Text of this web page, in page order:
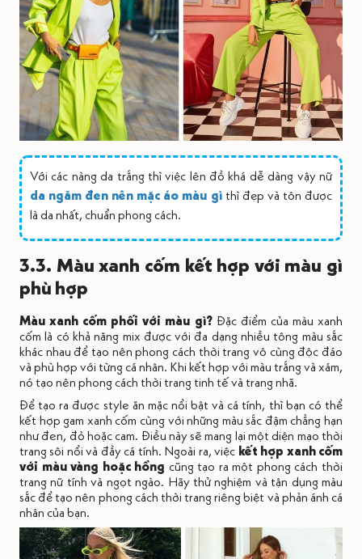
Với các nàng da trắng thì việc lên đồ khá dễ dàng vậy nữ
da ngăm đen nên mặc áo màu gìthì đẹp và tôn được
là da nhất, chuẩn phong cách.
3.3. Màu xanh cốm kết hợp với màu gì
phù hợp
Màu xanh cốm phối với màu gì?Đặc điểm của màu xanh
cốm là có khả năng mix được với đa dạng nhiều tông màu sắc
khác nhau để tạo nên phong cách thời trang vô cùng độc đáo
và phù hợp với từng cá nhân. Khi kết hợp với màu trắng và xám,
nó tạo nên phong cách thời trang tinh tế và trang nhã.
Để tạo ra được style ăn mặc nổi bật và cá tính, thì bạn có thể
kết hợp gam xanh cốm cùng với những màu sắc đậm chẳng hạn
như đen, đỏ hoặc cam. Điều này sẽ mang lại một diện mạo thời
trang sôi nổi và đầy cá tính. Ngoài ra, việc kết hợp xanh cốm
với màu vàng hoặc hồng cũng tạo ra một phong cách thời
trang nữ tính và ngọt ngào. Hãy thử nghiệm và tận dụng màu
sắc để tạo nên phong cách thời trang riêng biệt và phản ánh cá
nhân của bạn.